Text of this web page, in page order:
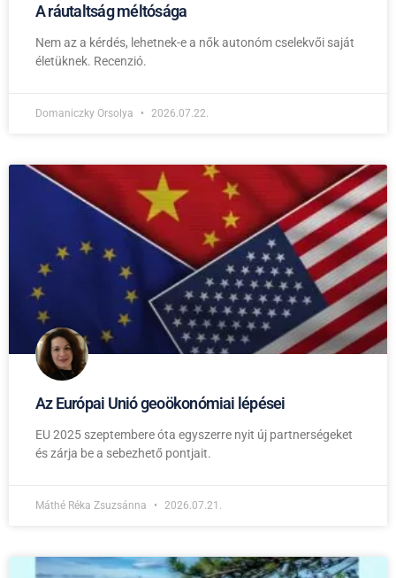
A ráutaltság méltósága
Nem az a kérdés, lehetnek-e a nők autonóm cselekvői saját
életüknek. Recenzió.
Domaniczky Orsolya 2026.07.22.
Az Európai Unió geoökonómiai lépései
EU 2025 szeptembere óta egyszerre nyit új partnerségeket
és zárja be a sebezhető pontjait.
Máthé Réka Zsuzsánna 2026.07.21.